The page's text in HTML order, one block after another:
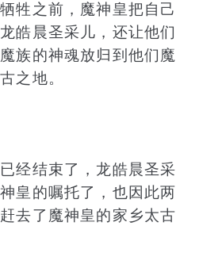
牲之前，魔神皇把自己
皓晨圣采儿，还让他们
族的神魂放归到他们魔
之地。
经结束了，龙皓晨圣采
皇的嘱托了，也因此两
去了魔神皇的家乡太古